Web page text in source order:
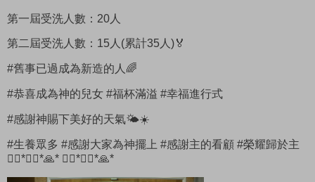
第一屆受洗人數：20人
第二屆受洗人數：15人(累計35人)🏅
#舊事已過成為新造的人🌈
#恭喜成為神的兒女 #福杯滿溢 #幸福進行式
#感謝神賜下美好的天氣🌤☀️
#生養眾多 #感謝大家為神擺上 #感謝主的看顧 #榮耀歸於主
🙇‍♀️*🙇‍♂️*🙏* 🙇‍♀️*🙇‍♂️*🙏*